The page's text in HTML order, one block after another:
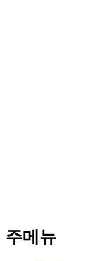
주메뉴